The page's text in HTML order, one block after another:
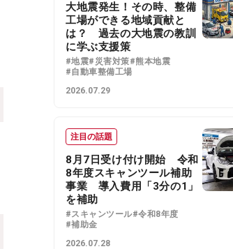
大地震発生！その時、整備
工場ができる地域貢献と
は？ 過去の大地震の教訓
に学ぶ支援策
#地震#災害対策#熊本地震
#自動車整備工場
2026.07.29
注目の話題
8月7日受け付け開始 令和
8年度スキャンツール補助
事業 導入費用「3分の1」
を補助
#スキャンツール#令和8年度
#補助金
2026.07.28